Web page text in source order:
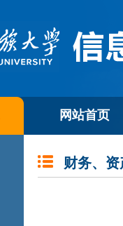
网站首页
财务、